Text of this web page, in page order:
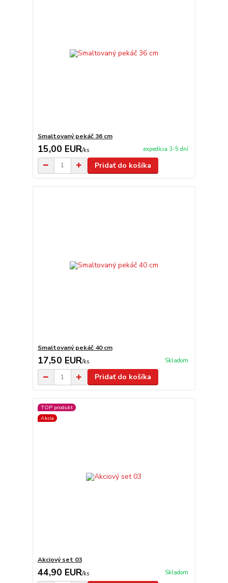
Smaltovaný pekáč 36 cm
15,00 EUR/ks expedícia 3-5 dní
Pridať do košíka
Smaltovaný pekáč 40 cm
17,50 EUR/ks Skladom
Pridať do košíka
TOP produkt
Akcia
Akciový set 03
44,90 EUR/ks Skladom